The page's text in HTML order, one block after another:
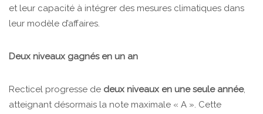
et leur capacité à intégrer des mesures climatiques dans
leur modèle d’affaires.
Deux niveaux gagnés en un an
Recticel progresse de deux niveaux en une seule année,
atteignant désormais la note maximale « A ». Cette